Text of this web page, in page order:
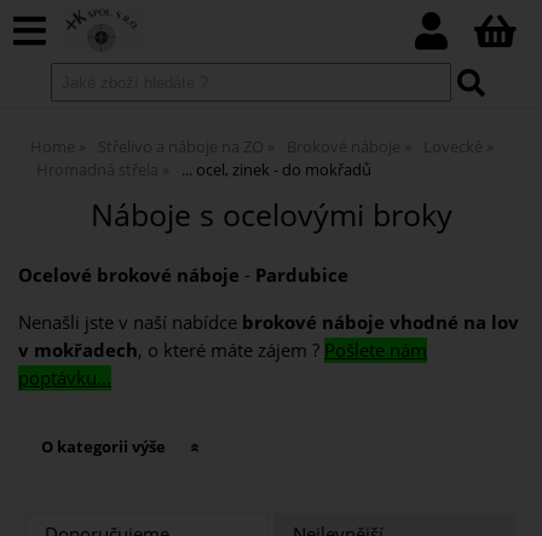
Home Střelivo a náboje na ZO Brokové náboje
Lovecké
Hromadná střela
... ocel, zinek - do mokřadů
Náboje s ocelovými broky
Ocelové brokové náboje - Pardubice
Nenašli jste v naší nabídce brokové náboje vhodné na lov
v mokřadech, o které máte zájem ? Pošlete nám
poptávku...
O kategorii výše